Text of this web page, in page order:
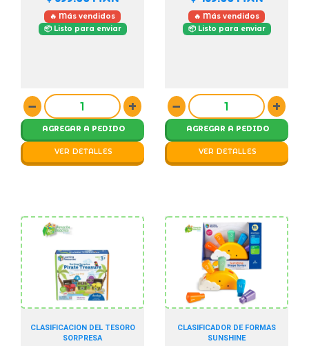
🔥 Más vendidos
📦 Listo para enviar
− +
AGREGAR A PEDIDO
VER DETALLES
🔥 Más vendidos
📦 Listo para enviar
− +
AGREGAR A PEDIDO
VER DETALLES
CLASIFICACION DEL TESORO
SORPRESA
CLASIFICADOR DE FORMAS
SUNSHINE